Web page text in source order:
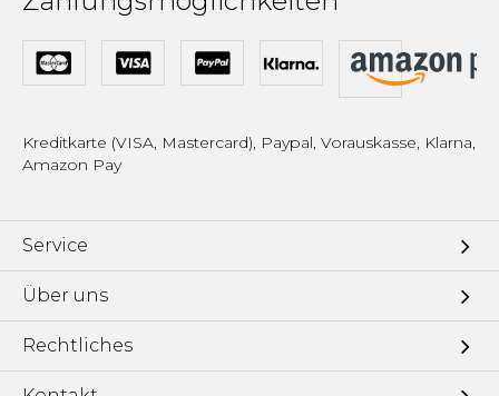
Kreditkarte (VISA, Mastercard), Paypal, Vorauskasse, Klarna,
Amazon Pay
Service
Über uns
Rechtliches